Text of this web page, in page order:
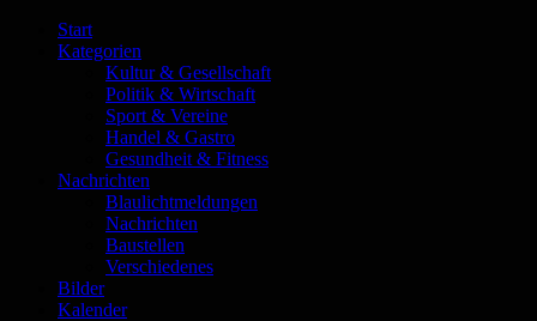
Start
Kategorien
Kultur & Gesellschaft
Politik & Wirtschaft
Sport & Vereine
Handel & Gastro
Gesundheit & Fitness
Nachrichten
Blaulichtmeldungen
Nachrichten
Baustellen
Verschiedenes
Bilder
Kalender